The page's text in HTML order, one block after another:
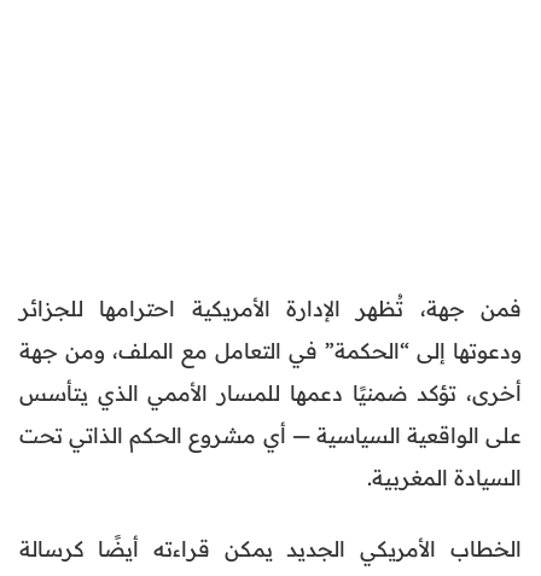
فمن جهة، تُظهر الإدارة الأمريكية احترامها للجزائر
ودعوتها إلى “الحكمة” في التعامل مع الملف، ومن جهة
أخرى، تؤكد ضمنيًا دعمها للمسار الأممي الذي يتأسس
على الواقعية السياسية — أي مشروع الحكم الذاتي تحت
السيادة المغربية.
الخطاب الأمريكي الجديد يمكن قراءته أيضًا كرسالة